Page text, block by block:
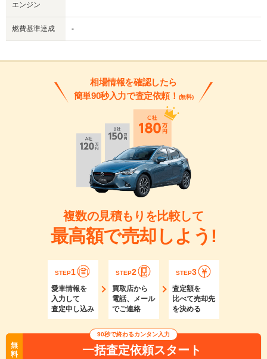
エンジン
燃費基準達成 -
相場情報を確認したら
簡単90秒入力で査定依頼！ (無料)
複数の見積もりを比較して
最高額で売却しよう!
STEP1
愛車情報を
入力して
査定申し込み
STEP2
買取店から
電話、メール
でご連絡
STEP3
査定額を
比べて売却先
を決める
無
料
90秒で終わるカンタン入力
一括査定依頼スタート